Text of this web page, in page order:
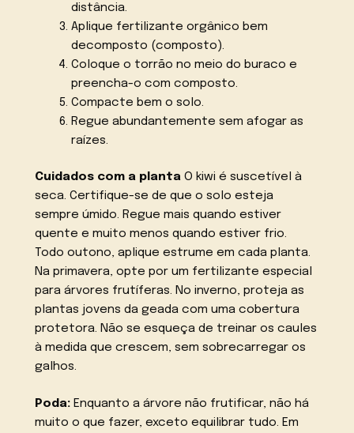
distância.
Aplique fertilizante orgânico bem
decomposto (composto).
Coloque o torrão no meio do buraco e
preencha-o com composto.
Compacte bem o solo.
Regue abundantemente sem afogar as
raízes.
Cuidados com a planta O kiwi é suscetível à
seca. Certifique-se de que o solo esteja
sempre úmido. Regue mais quando estiver
quente e muito menos quando estiver frio.
Todo outono, aplique estrume em cada planta.
Na primavera, opte por um fertilizante especial
para árvores frutíferas. No inverno, proteja as
plantas jovens da geada com uma cobertura
protetora. Não se esqueça de treinar os caules
à medida que crescem, sem sobrecarregar os
galhos.
Poda: Enquanto a árvore não frutificar, não há
muito o que fazer, exceto equilibrar tudo. Em